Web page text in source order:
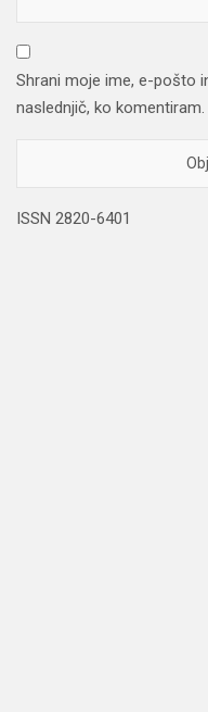
Shrani moje ime, e-pošto
naslednjič, ko komentiram.
ISSN 2820-6401